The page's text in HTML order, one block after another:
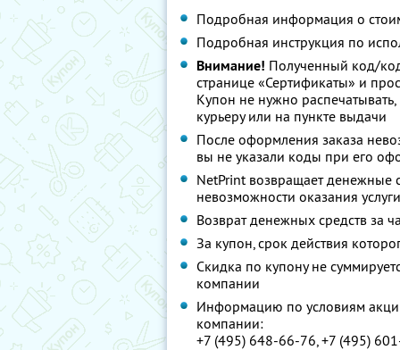
Подробная информация о
Подробная инструкция по
Внимание! Полученный код/
странице «Сертификаты» и
Купон не нужно
курьеру или на пункте выдачи
После оформления заказа
вы не указали коды при его
NetPrint возвращает денежные
невозможности оказания услуги
Возврат денежных средств за
За купон, срок действия
Скидка по купону не
компании
Информацию по условиям
компании:
+7 (495) 648-66-76, +7 (495)